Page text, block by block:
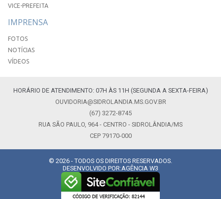
VICE-PREFEITA
IMPRENSA
FOTOS
NOTÍCIAS
VÍDEOS
HORÁRIO DE ATENDIMENTO: 07H ÀS 11H (SEGUNDA A SEXTA-FEIRA)
OUVIDORIA@SIDROLANDIA.MS.GOV.BR
(67) 3272-8745
RUA SÃO PAULO, 964 - CENTRO - SIDROLÂNDIA/MS
CEP 79170-000
© 2026 - TODOS OS DIREITOS RESERVADOS.
DESENVOLVIDO POR:AGÊNCIA W3